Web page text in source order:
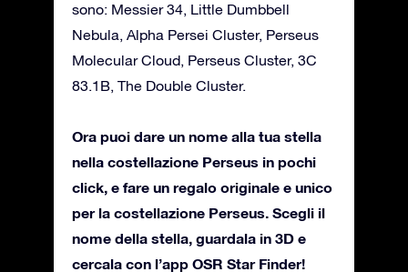
sono: Messier 34, Little Dumbbell
Nebula, Alpha Persei Cluster, Perseus
Molecular Cloud, Perseus Cluster, 3C
83.1B, The Double Cluster.
Ora puoi dare un nome alla tua stella
nella costellazione Perseus in pochi
click, e fare un regalo originale e unico
per la costellazione Perseus. Scegli il
nome della stella, guardala in 3D e
cercala con l’app OSR Star Finder!